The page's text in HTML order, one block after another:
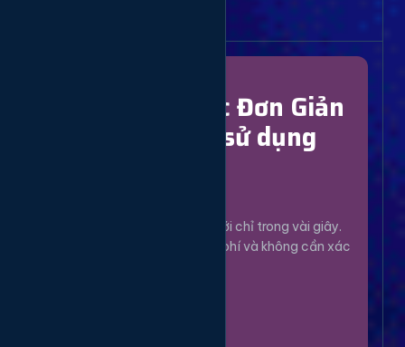
Chỉ Với 4 Bước Đơn Giản
để bắt đầu sử dụng
Tạo tài khoản mới chỉ trong vài giây.
Hoàn toàn miễn phí và không cần xác